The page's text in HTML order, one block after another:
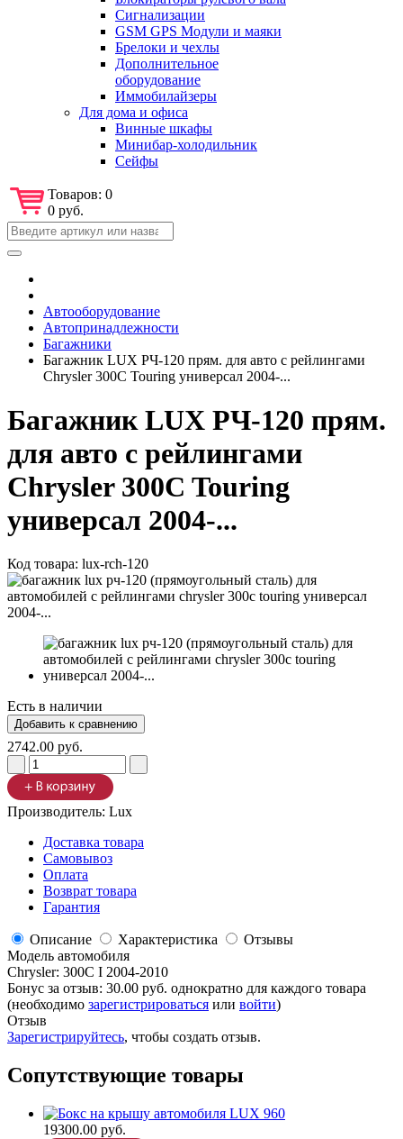
Сигнализации
GSM GPS Модули и маяки
Брелоки и чехлы
Дополнительное
оборудование
Иммобилайзеры
Для дома и офиса
Винные шкафы
Минибар-холодильник
Сейфы
Товаров: 0
0 руб.
Автооборудование
Автопринадлежности
Багажники
Багажник LUX РЧ-120 прям. для авто с рейлингами
Chrysler 300C Touring универсал 2004-...
Багажник LUX РЧ-120 прям.
для авто с рейлингами
Chrysler 300C Touring
универсал 2004-...
Код товара: lux-rch-120
Есть в наличии
2742.00 руб.
Производитель: Lux
Доставка товара
Самовывоз
Оплата
Возврат товара
Гарантия
Описание Характеристика
Отзывы
Модель автомобиля
Chrysler: 300C I 2004-2010
Бонус за отзыв: 30.00 руб. однократно для каждого товара
(необходимо зарегистрироваться или войти)
Отзыв
Зарегистрируйтесь, чтобы создать отзыв.
Сопутствующие товары
19300.00 руб.